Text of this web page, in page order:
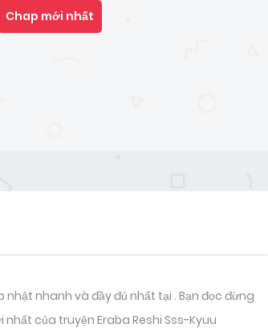
Chap mới nhất
nhanh và đầy đủ nhất tại . Bạn đọc đừng
của truyện Eraba Reshi Sss-Kyuu